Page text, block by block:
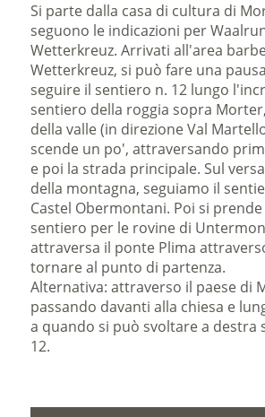
Si parte dalla casa di cultura di
seguono le indicazioni per
Wetterkreuz. Arrivati all'area
Wetterkreuz, si può fare una
seguire il sentiero n. 12 lungo
sentiero della roggia sopra
della valle (in direzione Val
scende un po', attraversando
e poi la strada principale. Sul
della montagna, seguiamo il
Castel Obermontani. Poi si
sentiero per le rovine di
attraversa il ponte Plima
tornare al punto di partenza.
Alternativa: attraverso il paese di
passando davanti alla chiesa e
a quando si può svoltare a destra
12.